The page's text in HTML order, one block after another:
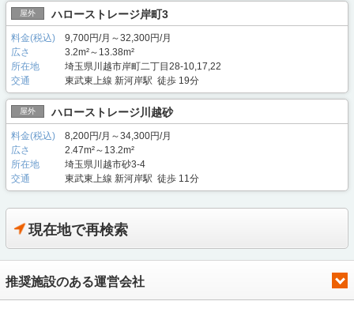
屋外 ハローストレージ岸町3
料金(税込)
9,700円/月～32,300円/月
広さ
3.2m²～13.38m²
所在地
埼玉県川越市岸町二丁目28-10,17,22
交通
東武東上線 新河岸駅 徒歩 19分
屋外 ハローストレージ川越砂
料金(税込)
8,200円/月～34,300円/月
広さ
2.47m²～13.2m²
所在地
埼玉県川越市砂3-4
交通
東武東上線 新河岸駅 徒歩 11分
現在地で再検索
推奨施設のある運営会社